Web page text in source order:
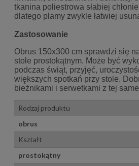
tkanina poliestrowa słabiej
dlatego plamy zwykle łatwiej
Zastosowanie
Obrus 150x300 cm sprawdzi się
stole prostokątnym. Może być
podczas świąt, przyjęć,
większych spotkań przy stole.
bieżnikami i serwetkami z tej
Rodzaj produktu
obrus
Kształt
prostokątny